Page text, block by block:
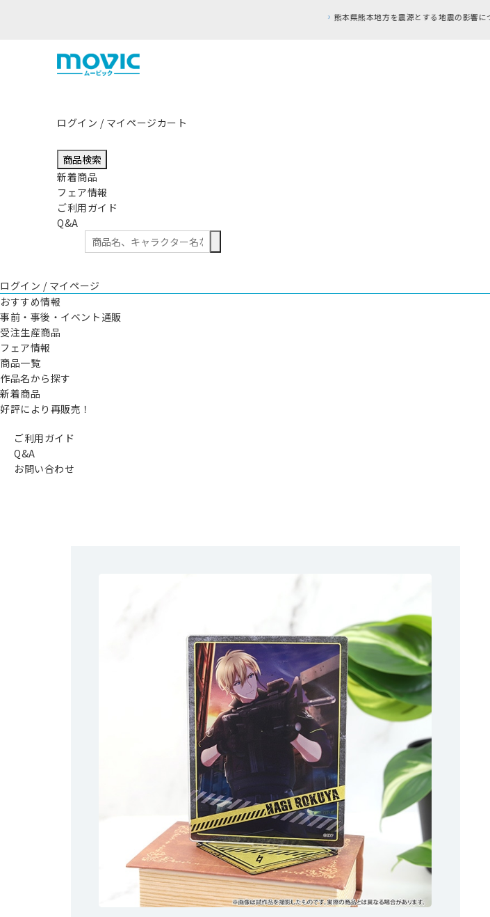
ログイン / マイページカート
商品検索
新着商品
フェア情報
ご利用ガイド
Q&A
ログイン / マイページ
おすすめ情報
事前・事後・イベント通販
受注生産商品
フェア情報
商品一覧
作品名から探す
新着商品
好評により再販売！
ご利用ガイド
Q&A
お問い合わせ